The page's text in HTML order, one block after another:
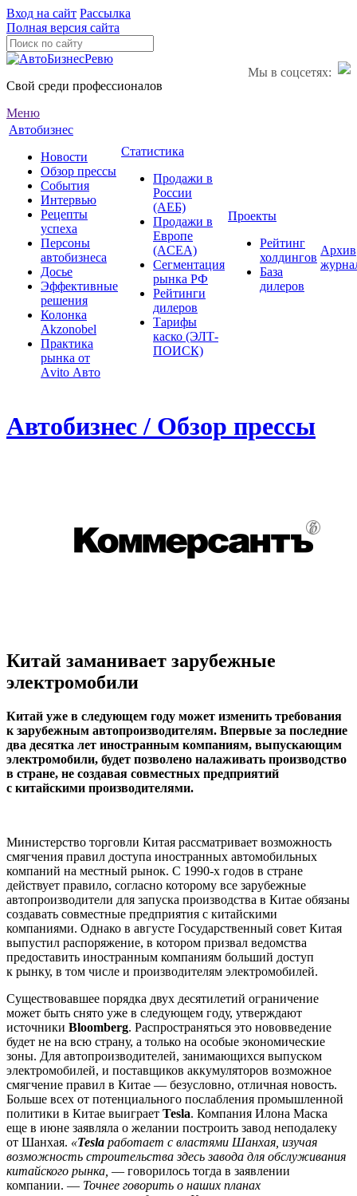
Вход на сайт Рассылка
Полная версия сайта
Мы в соцсетях:
Свой среди профессионалов
Меню
Автобизнес
Новости
Обзор прессы
События
Интервью
Рецепты
успеха
Персоны
автобизнеса
Досье
Эффективные
решения
Колонка
Akzonobel
Практика
рынка от
Аvito Авто
Статистика
Продажи в
России
(АЕБ)
Продажи в
Европе
(ACEA)
Сегментация
рынка РФ
Рейтинги
дилеров
Тарифы
каско (ЭЛТ-
ПОИСК)
Проекты
Рейтинг
холдингов
База
дилеров
Архив
Автобизнес / Обзор прессы
Китай заманивает зарубежные
электромобили
Китай уже в следующем году может изменить требования
к зарубежным автопроизводителям. Впервые за последние
два десятка лет иностранным компаниям, выпускающим
электромобили, будет позволено налаживать производство
в стране, не создавая совместных предприятий
с китайскими производителями.
Министерство торговли Китая рассматривает возможность
смягчения правил доступа иностранных автомобильных
компаний на местный рынок. С 1990-х годов в стране
действует правило, согласно которому все зарубежные
автопроизводители для запуска производства в Китае обязаны
создавать совместные предприятия с китайскими
компаниями. Однако в августе Государственный совет Китая
выпустил распоряжение, в котором призвал ведомства
предоставить иностранным компаниям больший доступ
к рынку, в том числе и производителям электромобилей.
Существовавшее порядка двух десятилетий ограничение
может быть снято уже в следующем году, утверждают
источники Bloomberg. Распространяться это нововведение
будет не на всю страну, а только на особые экономические
зоны. Для автопроизводителей, занимающихся выпуском
электромобилей, и поставщиков аккумуляторов возможное
смягчение правил в Китае — безусловно, отличная новость.
Больше всех от потенциального послабления промышленной
политики в Китае выиграет Tesla. Компания Илона Маска
еще в июне заявляла о желании построить завод неподалеку
от Шанхая. «Tesla работает с властями Шанхая, изучая
возможность строительства здесь завода для обслуживания
китайского рынка, — говорилось тогда в заявлении
компании. — Точнее говорить о наших планах